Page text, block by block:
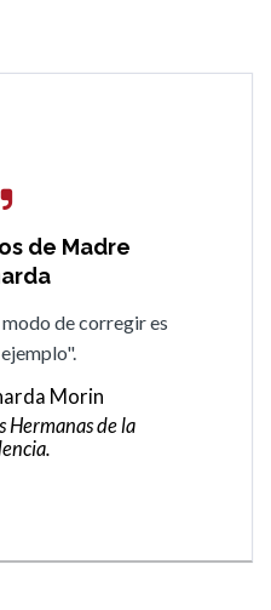
de Madre
de corregir es
Morin
Hermanas de la
de Madre
se aprende si hay
de los
aunque sea a
Morin